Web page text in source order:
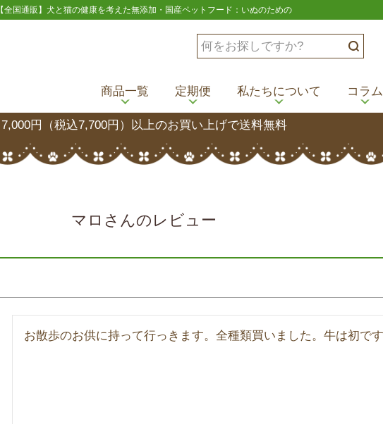
【全国通販】犬と猫の健康を考えた無添加・国産ペットフード：いぬのための
商品一覧 定期便 私たちについて コラム
7,000円（税込7,700円）以上のお買い上げで送料無料
マロさんのレビュー
お散歩のお供に持って行っきます。全種類買いました。牛は初で